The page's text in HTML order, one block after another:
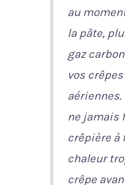
au
la pâte,
gaz
vos
aériennes.
ne jamais
crêpière à
chaleur
crêpe